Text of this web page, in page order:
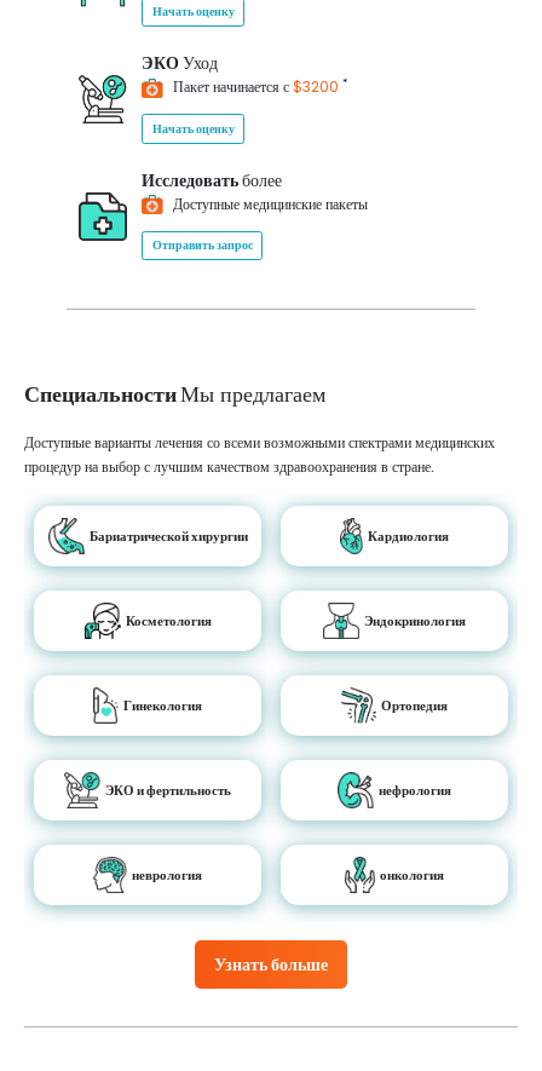
Начать оценку
ЭКОУход
Пакет начинается с$3200 *
Начать оценку
Исследоватьболее
Доступные медицинские пакеты
Отправить запрос
СпециальностиМы предлагаем
Узнать больше
Доступные варианты лечения со всеми возможными спектрами медицинских
процедур на выбор с лучшим качеством здравоохранения в стране.
Бариатрической хирургии Кардиология
Косметология Эндокринология
Гинекология Ортопедия
ЭКО и фертильность нефрология
неврология онкология